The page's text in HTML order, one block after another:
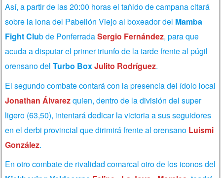
Así, a partir de las 20:00 horas el tañido de campana citará
sobre la lona del Pabellón Viejo al boxeador del Mamba
Fight Club de PonferradaSergio Fernández, para que
acuda a disputar el primer triunfo de la tarde frente al púgil
orensano delTurbo BoxJulito Rodríguez.
El segundo combate contará con la presencia del ídolo local
Jonathan Álvarezquien, dentro de la división del super
ligero (63,50), intentará dedicar la victoria a sus seguidores
en el derbi provincial que dirimirá frente al orensano Luismi
González.
En otro combate de rivalidad comarcal otro de los iconos del